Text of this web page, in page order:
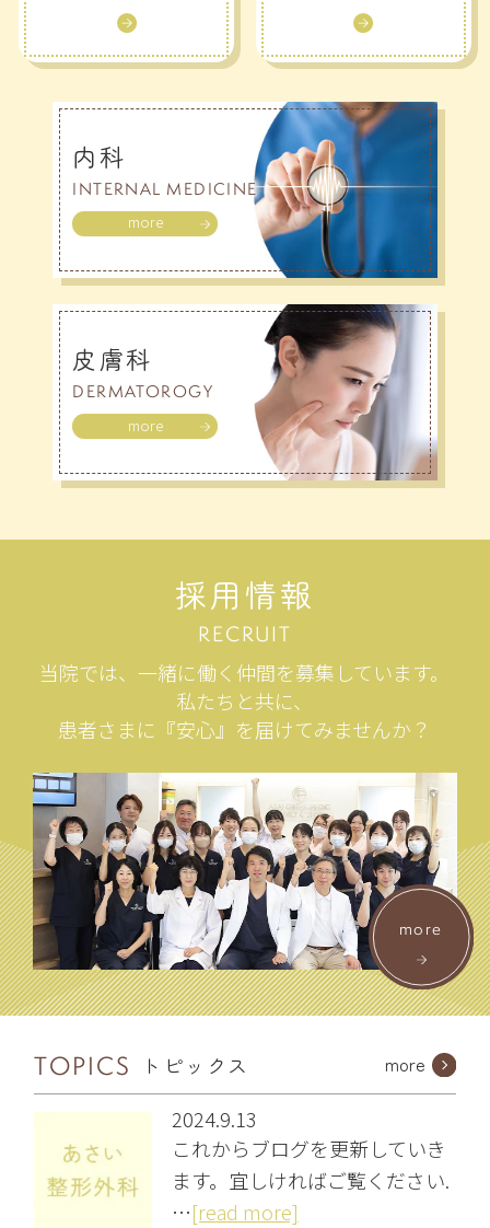
内科
INTERNAL MEDICINE
more
皮膚科
DERMATOROGY
more
採用情報
RECRUIT
当院では、一緒に働く仲間を募集しています。
私たちと共に、
患者さまに『安心』を届けてみませんか？
more
TOPICS トピックス more
2024.9.13
これからブログを更新していき
ます。宜しければご覧ください.
…[read more]